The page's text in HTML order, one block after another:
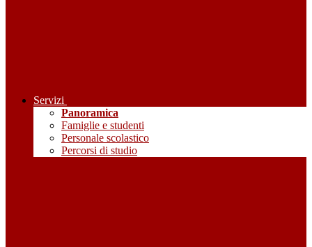
Servizi
Panoramica
Famiglie e studenti
Personale scolastico
Percorsi di studio